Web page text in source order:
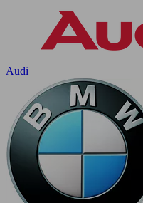
Audi